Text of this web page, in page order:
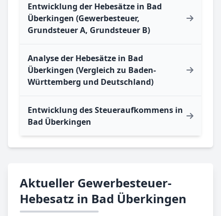
Entwicklung der Hebesätze in Bad
Überkingen (Gewerbesteuer,
Grundsteuer A, Grundsteuer B)
Analyse der Hebesätze in Bad
Überkingen (Vergleich zu Baden-
Württemberg und Deutschland)
Entwicklung des Steueraufkommens in
Bad Überkingen
Aktueller Gewerbesteuer-
Hebesatz in Bad Überkingen